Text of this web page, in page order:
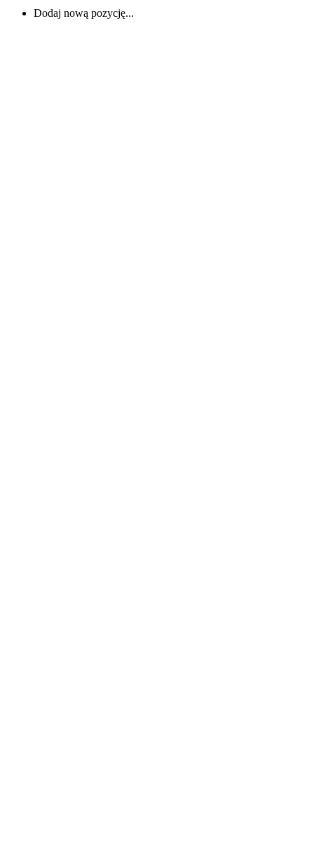
Dodaj nową pozycję...